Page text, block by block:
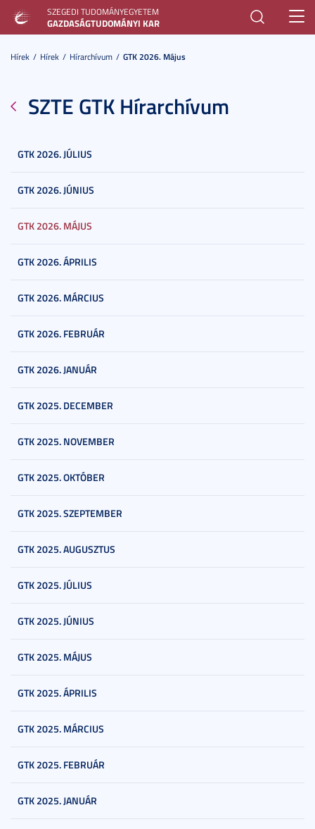
SZEGEDI TUDOMÁNYEGYETEM
GAZDASÁGTUDOMÁNYI KAR
Hírek Hírek Hírarchívum GTK 2026. Május
SZTE GTK Hírarchívum
GTK 2026. JÚLIUS
GTK 2026. JÚNIUS
GTK 2026. MÁJUS
GTK 2026. ÁPRILIS
GTK 2026. MÁRCIUS
GTK 2026. FEBRUÁR
GTK 2026. JANUÁR
GTK 2025. DECEMBER
GTK 2025. NOVEMBER
GTK 2025. OKTÓBER
GTK 2025. SZEPTEMBER
GTK 2025. AUGUSZTUS
GTK 2025. JÚLIUS
GTK 2025. JÚNIUS
GTK 2025. MÁJUS
GTK 2025. ÁPRILIS
GTK 2025. MÁRCIUS
GTK 2025. FEBRUÁR
GTK 2025. JANUÁR